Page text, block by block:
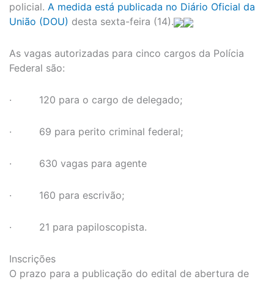
policial. A medida está publicada no Diário Oficial da
União (DOU) desta sexta-feira (14).
As vagas autorizadas para cinco cargos da Polícia
Federal são:
· 120 para o cargo de delegado;
· 69 para perito criminal federal;
· 630 vagas para agente
· 160 para escrivão;
· 21 para papiloscopista.
Inscrições
O prazo para a publicação do edital de abertura de